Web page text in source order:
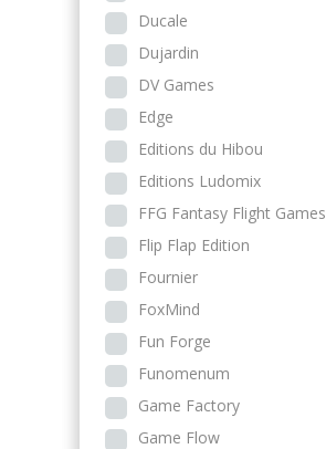
Ducale
Dujardin
DV Games
Edge
Editions du Hibou
Editions Ludomix
FFG Fantasy Flight Games
Flip Flap Edition
Fournier
FoxMind
Fun Forge
Funomenum
Game Factory
Game Flow